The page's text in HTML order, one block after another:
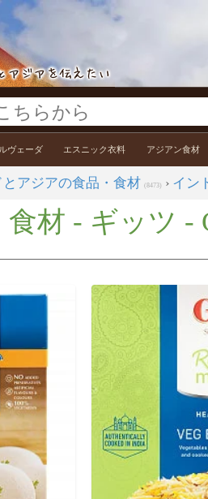
ヴェーダ エスニック衣料 アジアン食材
とアジアの食品・食材 (8473) › イン
材 - ギッツ -